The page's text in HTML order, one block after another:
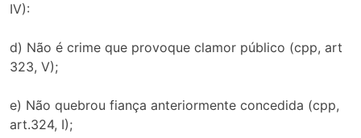
IV):
d) Não é crime que provoque clamor público (cpp, art
323, V);
e) Não quebrou fiança anteriormente concedida (cpp,
art.324, I);